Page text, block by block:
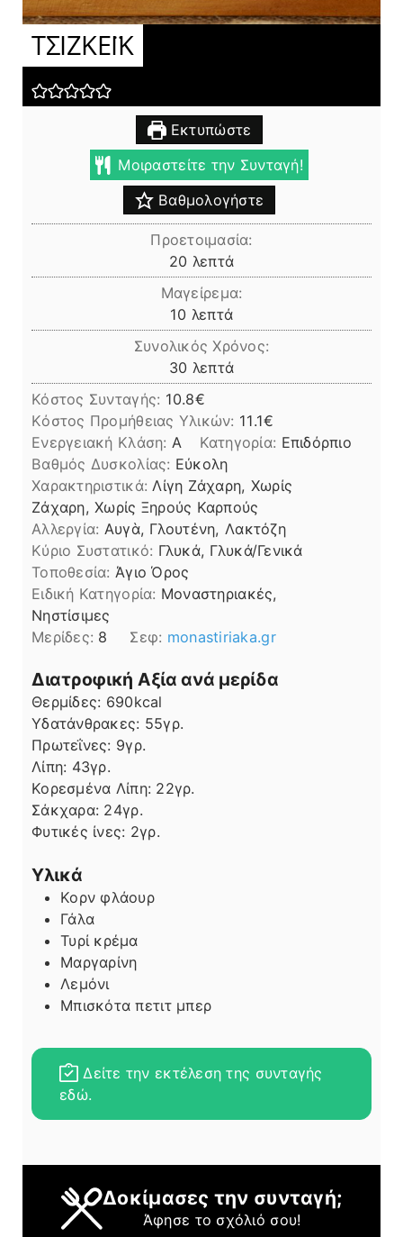
ΤΣΙΖΚΕΪΚ
Εκτυπώστε
Μοιραστείτε την Συνταγή!
Βαθμολογήστε
Προετοιμασία:
20 λεπτά
λεπτά
Μαγείρεμα:
10 λεπτά
λεπτά
Συνολικός Χρόνος:
30 λεπτά
λεπτά
Κόστος Συνταγής: 10.8€
Kόστος Προμήθειας Υλικών: 11.1
Ενεργειακή Κλάση: A Κατηγορία: Επιδόρπιο
Βαθμός Δυσκολίας: Εύκολη
Χαρακτηριστικά: Λίγη Ζάχαρη, Χωρίς
Ζάχαρη, Χωρίς Ξηρούς Καρπούς
Αλλεργία: Αυγὰ, Γλουτένη, Λακτόζη
Kύριο Συστατικό: Γλυκά, Γλυκά/Γενικά
Τοποθεσία: Άγιο Όρος
Ειδική Κατηγορία: Μοναστηριακές,
Νηστίσιμες
Μερίδες: 8 Σεφ: monastiriaka.gr
Διατροφική Αξία ανά μερίδα
Θερμίδες: 690kcal
Υδατάνθρακες: 55γρ.
Πρωτεΐνες: 9γρ.
Λίπη
Λίπη: 43γρ.
Κορεσμένα Λίπη: 22γρ.
Σάκχαρα: 24γρ.
Φυτικές ίνες: 2γρ.
Υλικά
Κορν φλάουρ
Γάλα
Τυρί κρέμα
Μαργαρίνη
Λεμόνι
Μπισκότα πετιτ μπερ
Δείτε την εκτέλεση της συνταγής
εδώ.
Δοκίμασες την συνταγή;
Άφησε το σχόλιό σου!